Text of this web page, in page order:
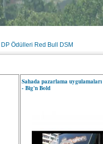
DP Ödülleri Red Bull DSM
Sahada pazarlama
- Big'n Bold